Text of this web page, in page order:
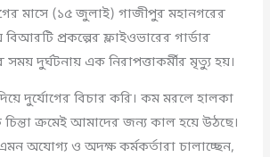
মাসে (১৫ জুলাই) গাজীপুর মহানগরের
প্রকল্পের ফ্লাইওভারের গার্ডার
দুর্ঘটনায় এক নিরাপত্তাকর্মীর মৃত্যু হয়।
দুর্যোগের বিচার করি। কম মরলে হালকা
ক্রমেই আমাদের জন্য কাল হয়ে উঠছে।
অযোগ্য ও অদক্ষ কর্মকর্তারা চালাচ্ছেন,